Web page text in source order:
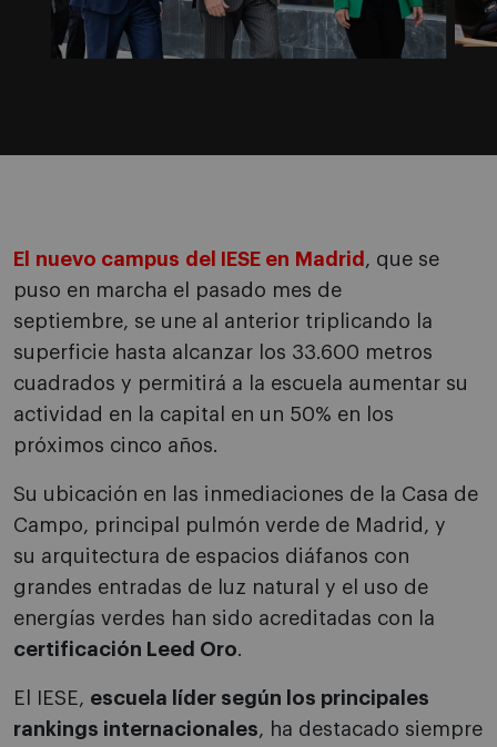
El nuevo campus del IESE en Madrid , que se
puso en marcha el pasado mes de
septiembre, se une al anterior triplicando la
superficie hasta alcanzar los 33.600 metros
cuadrados y permitirá a la escuela aumentar su
actividad en la capital en un 50% en los
próximos cinco años.
Su ubicación en las inmediaciones de la Casa de
Campo, principal pulmón verde de Madrid, y
su arquitectura de espacios diáfanos con
grandes entradas de luz natural y el uso de
energías verdes han sido acreditadas con la
certificación Leed Oro.
El IESE, escuela líder según los principales
rankings internacionales, ha destacado siempre